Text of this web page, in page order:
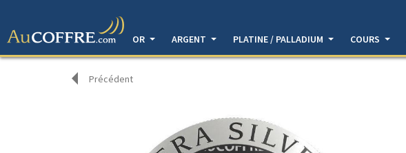
OR
ARGENT PLATINE / PALLADIUM COURS
Précédent